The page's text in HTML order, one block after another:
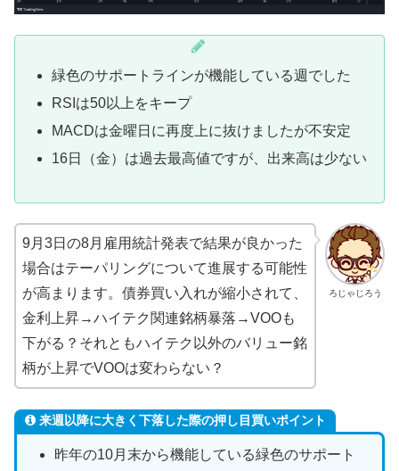
緑色のサポートラインが機能している週でした
RSIは50以上をキープ
MACDは金曜日に再度上に抜けましたが不安定
16日（金）は過去最高値ですが、出来高は少ない
ろじゃじろう
9月3日の8月雇用統計発表で結果が良かった
場合はテーパリングについて進展する可能性
が高まります。債券買い入れが縮小されて、
金利上昇→ハイテク関連銘柄暴落→VOOも
下がる？それともハイテク以外のバリュー銘
柄が上昇でVOOは変わらない？
来週以降に大きく下落した際の押し目買いポイント
昨年の10月末から機能している緑色のサポート